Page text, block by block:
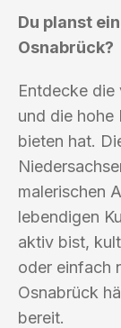
Du planst
Osnabrück?
Entdecke
und die hohe
bieten hat.
malerischen
lebendigen
aktiv bist,
oder einfach
Osnabrück
bereit.